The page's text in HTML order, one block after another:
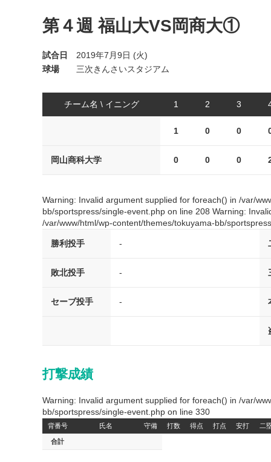
第４週 福山大VS岡商大①
試合日
2019年7月9日 (火)
球場
三次きんさいスタジアム
チーム名 \ イニング 1 2 3
1 0 0
岡山商科大学 0 0 0
Warning: Invalid argument supplied for foreach() in /var/
bb/sportspress/single-event.php on line 208 Warning:
/var/www/html/wp-content/themes/tokuyama-bb/
勝利投手 -
敗北投手 -
セーブ投手 -
打撃成績
Warning: Invalid argument supplied for foreach() in /var/
bb/sportspress/single-event.php on line 330
背番号 氏名 守備 打数 得点 打点 安打 二
合計